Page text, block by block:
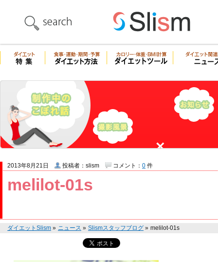
melilot-01s
2013年8月21日 投稿者：slism コメント： 0 件
ダイエットSlism » ニュース » Slismスタッフブログ » melilot-01s